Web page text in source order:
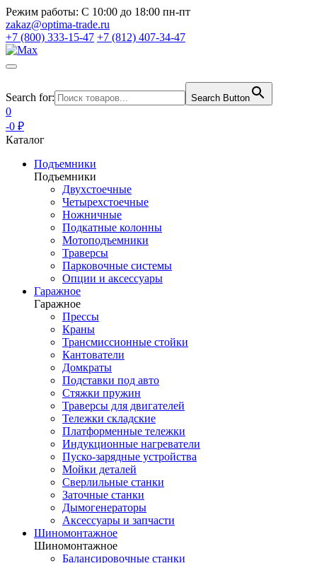
Режим работы: С 10:00 до 18:00 пн-пт
zakaz@optima-trade.ru
+7 (800) 333-15-47 +7 (812) 407-34-47
Search for: Search Button
0
-0 ₽
Каталог
Подъемники
Подъемники
Двухстоечные
Четырехстоечные
Ножничные
Подкатные колонны
Мотоподъемники
Траверсы
Парковочные системы
Опции и аксессуары
Гаражное
Гаражное
Прессы
Краны
Трансмиссионные стойки
Кантователи
Домкраты
Подставки под авто
Стяжки пружин
Траверсы для двигателей
Тележки складские
Платформенные тележки
Индукционные нагреватели
Пуско-зарядные устройства
Мойки деталей
Сверлильные станки
Заточные станки
Дымогенераторы
Аксессуары и запчасти
Шиномонтажное
Шиномонтажное
Балансировочные станки